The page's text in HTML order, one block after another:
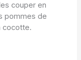
couper en
pommes de
cocotte.